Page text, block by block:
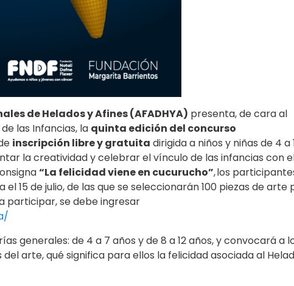
de Helados y Afines (AFADHYA) presenta, de cara al
las Infancias, la quinta edición del concurso
inscripción libre y gratuita dirigida a niños y niñas de 4 a
la creatividad y celebrar el vínculo de las infancias con
“La felicidad viene en cucurucho”, los
15 de julio, de las que se seleccionarán 100 piezas de arte
participar, se debe ingresar
generales: de 4 a 7 años y de 8 a 12 años, y convocará a
arte, qué significa para ellos la felicidad asociada al